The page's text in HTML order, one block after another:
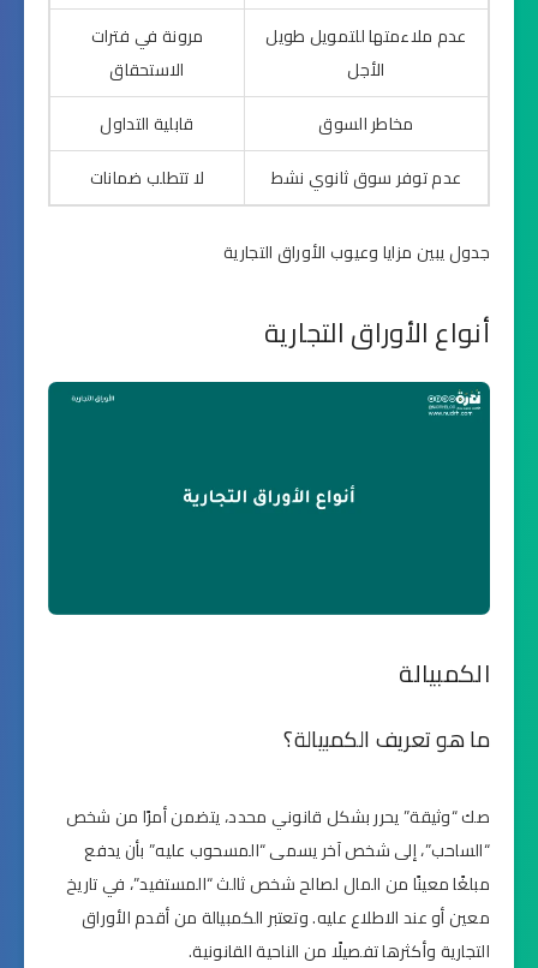
عدم ملاءمتها للتمويل طويل
الأجل
مرونة في فترات
الاستحقاق
مخاطر السوق
قابلية التداول
عدم توفر سوق ثانوي نشط
لا تتطلب ضمانات
جدول يبين مزايا وعيوب الأوراق التجارية
أنواع الأوراق التجارية
الكمبيالة
ما هو تعريف الكمبيالة؟
صك “وثيقة” يحرر بشكل قانوني محدد، يتضمن أمرًا من شخص
“الساحب”، إلى شخص آخر يسمى “المسحوب عليه” بأن يدفع
مبلغًا معينًا من المال لصالح شخص ثالث “المستفيد”، في تاريخ
معين أو عند الاطلاع عليه. وتعتبر الكمبيالة من أقدم الأوراق
التجارية وأكثرها تفصيلًا من الناحية القانونية.